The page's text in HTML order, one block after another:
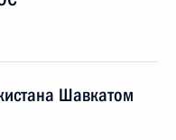
Шавкатом